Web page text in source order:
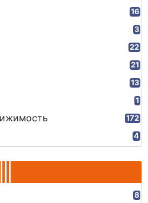
16
3
22
21
13
1
172
4
8